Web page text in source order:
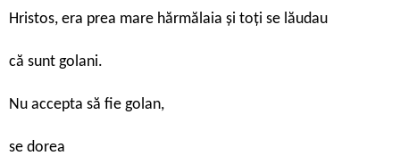
Hristos, era prea mare hărmălaia și toți se lăudau
că sunt golani.
Nu accepta să fie golan,
se dorea